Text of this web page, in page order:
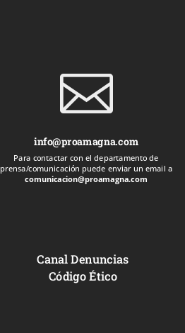

info@proamagna.com
Para contactar con el departamento de
prensa/comunicación puede enviar un email a
comunicacion@proamagna.com
Canal Denuncias
Código Ético